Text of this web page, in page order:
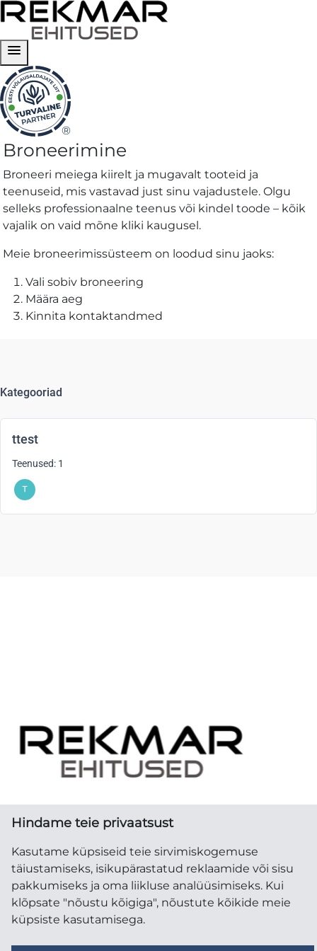
menu
®
Broneering
|
REKMAR
EHITUSED
OÜ
Broneerimine
Broneeri meiega kiirelt ja mugavalt tooteid ja
teenuseid, mis vastavad just sinu vajadustele. Olgu
selleks professionaalne teenus või kindel toode – kõik
vajalik on vaid mõne kliki kaugusel.
Meie broneerimissüsteem on loodud sinu jaoks:
Vali sobiv broneering
Määra aeg
Kinnita kontaktandmed
Kategooriad
ttest
Teenused: 1
REKMAR EHITUSED OÜ
Registrikood 12268392
Hindame teie privaatsust
Kasutame küpsiseid teie sirvimiskogemuse
täiustamiseks, isikupärastatud reklaamide või sisu
pakkumiseks ja oma liikluse analüüsimiseks. Kui
klõpsate "nõustu kõigiga", nõustute kõikide meie
küpsiste kasutamisega.